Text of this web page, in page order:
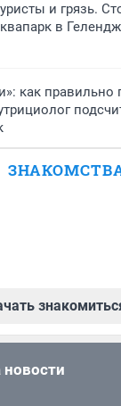
и грязь.
в
как правильно
новости